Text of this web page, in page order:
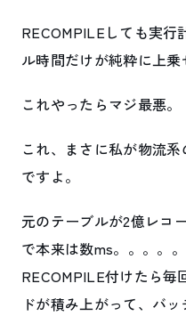
RECOMPILEしても実行
ル時間だけが純粋に上乗
これやったらマジ最悪。
これ、まさに私が物流
ですよ。
元のテーブルが2億レコ
で本来は数ms。。。。
RECOMPILE付けたら毎
ドが積み上がって、バ